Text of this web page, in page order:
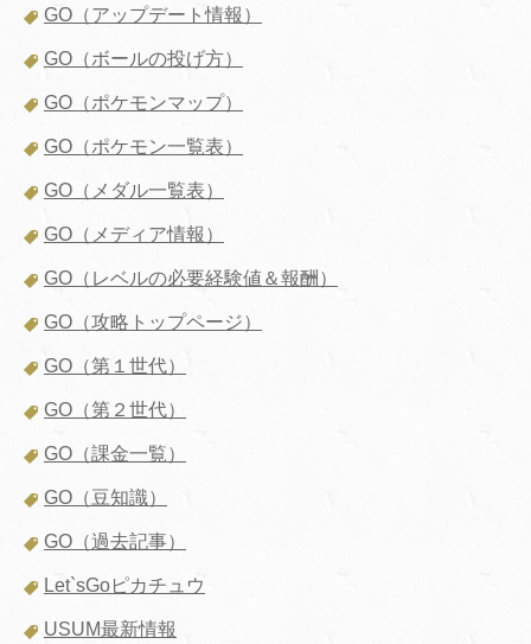
GO（アップデート情報）
GO（ボールの投げ方）
GO（ポケモンマップ）
GO（ポケモン一覧表）
GO（メダル一覧表）
GO（メディア情報）
GO（レベルの必要経験値＆報酬）
GO（攻略トップページ）
GO（第１世代）
GO（第２世代）
GO（課金一覧）
GO（豆知識）
GO（過去記事）
Let`sGoピカチュウ
USUM最新情報